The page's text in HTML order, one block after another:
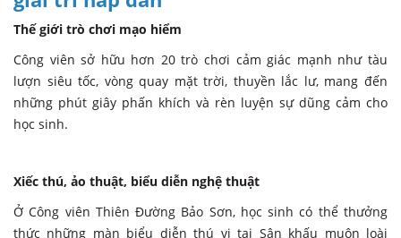
thống.
Phim trường kỳ quan thế giới (Dream
Land) – Một vòng quanh thế giới
Không cần đi xa, các em vẫn có thể khám phá các kỳ quan thế
giới đều được tái hiện chân thực. Đây là không gian tuyệt vời
Khu vui chơi hiện đại – Trải nghiệm
giải trí hấp dẫn